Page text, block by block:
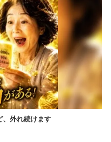
、外れ続けます